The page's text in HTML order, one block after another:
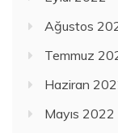
Ağustos
Temmuz
Haziran
Mayıs 2022